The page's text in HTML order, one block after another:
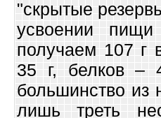
"скрытые
усвоении
получаем 107 г
35 г, белков –
большинство из
лишь треть